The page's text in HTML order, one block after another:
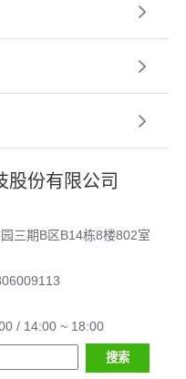
股份有限公司
三期B区B14栋8楼802室
/ 14:00 ~ 18:00